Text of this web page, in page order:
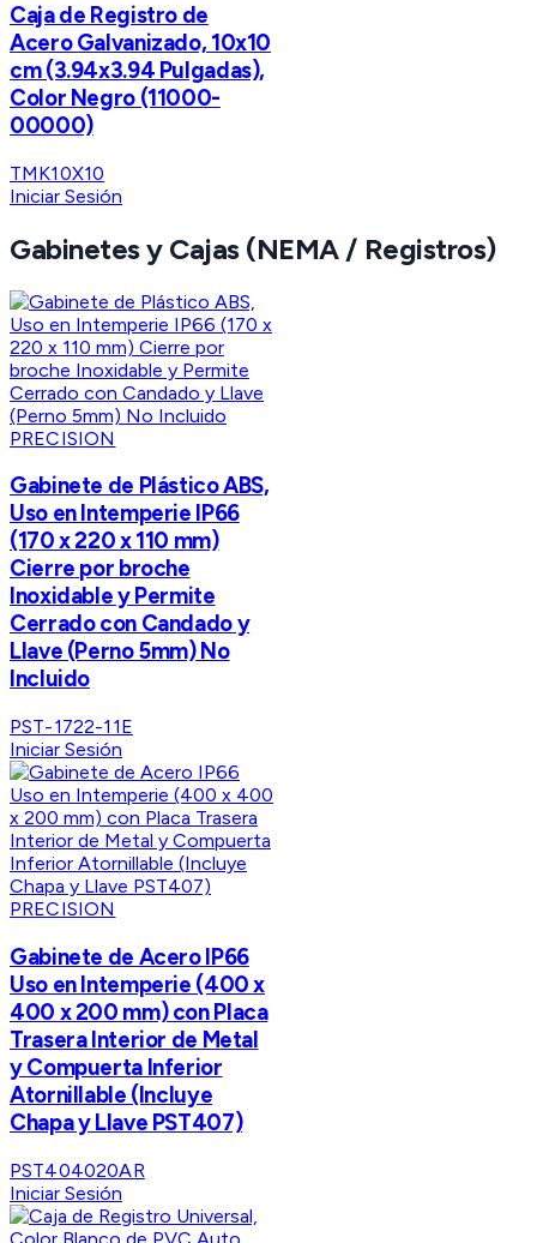
Caja de Registro de
Acero Galvanizado, 10x10
cm (3.94x3.94 Pulgadas),
Color Negro (11000-
00000)
TMK10X10
Iniciar Sesión
Gabinetes y Cajas (NEMA / Registros)
PRECISION
Gabinete de Plástico ABS,
Uso en Intemperie IP66
(170 x 220 x 110 mm)
Cierre por broche
Inoxidable y Permite
Cerrado con Candado y
Llave (Perno 5mm) No
Incluido
PST-1722-11E
Iniciar Sesión
PRECISION
Gabinete de Acero IP66
Uso en Intemperie (400 x
400 x 200 mm) con Placa
Trasera Interior de Metal
y Compuerta Inferior
Atornillable (Incluye
Chapa y Llave PST407)
PST404020AR
Iniciar Sesión